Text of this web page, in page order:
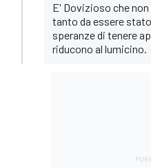
E' Dovizioso che
tanto da essere
speranze di tenere
riducono al lumicino.